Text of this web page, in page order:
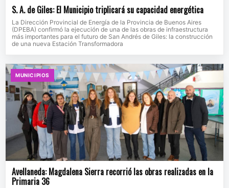
S. A. de Giles: El Municipio triplicará su capacidad energética
La Dirección Provincial de Energía de la Provincia de Buenos Aires
(DPEBA) confirmó la ejecución de una de las obras de infraestructura
más importantes para el futuro de San Andrés de Giles: la construcción
de una nueva Estación Transformadora
MUNICIPIOS
Avellaneda: Magdalena Sierra recorrió las obras realizadas en la
Primaria 36